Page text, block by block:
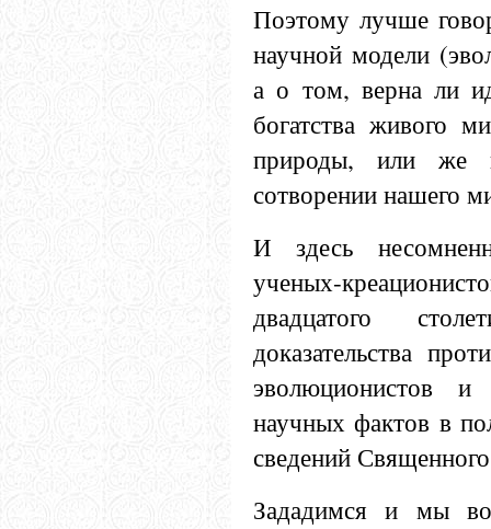
Поэтому лучше
научной модели
а о том, верна ли
богатства живого
природы, или же
сотворении нашего
И здесь
ученых-
двадцатого
доказательства
эволюционистов
научных фактов в
сведений
Зададимся и мы